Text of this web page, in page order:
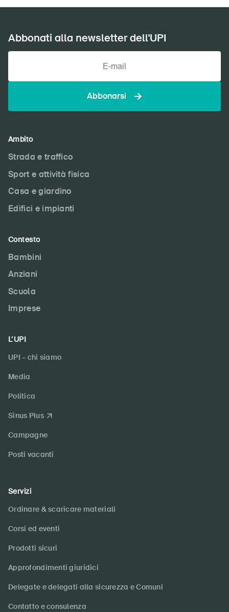
DE FR IT EN
Home
Abbonati alla newsletter dell'UPI
Abbonarsi
Ambito
Strada e traffico
Sport e attività fisica
Casa e giardino
Edifici e impianti
Contesto
Bambini
Anziani
Scuola
Imprese
L’UPI
UPI – chi siamo
Media
Politica
Sinus Plus
Campagne
Posti vacanti
Servizi
Ordinare & scaricare materiali
Corsi ed eventi
Prodotti sicuri
Approfondimenti giuridici
Delegate e delegati alla sicurezza e Comuni
Contatto e consulenza